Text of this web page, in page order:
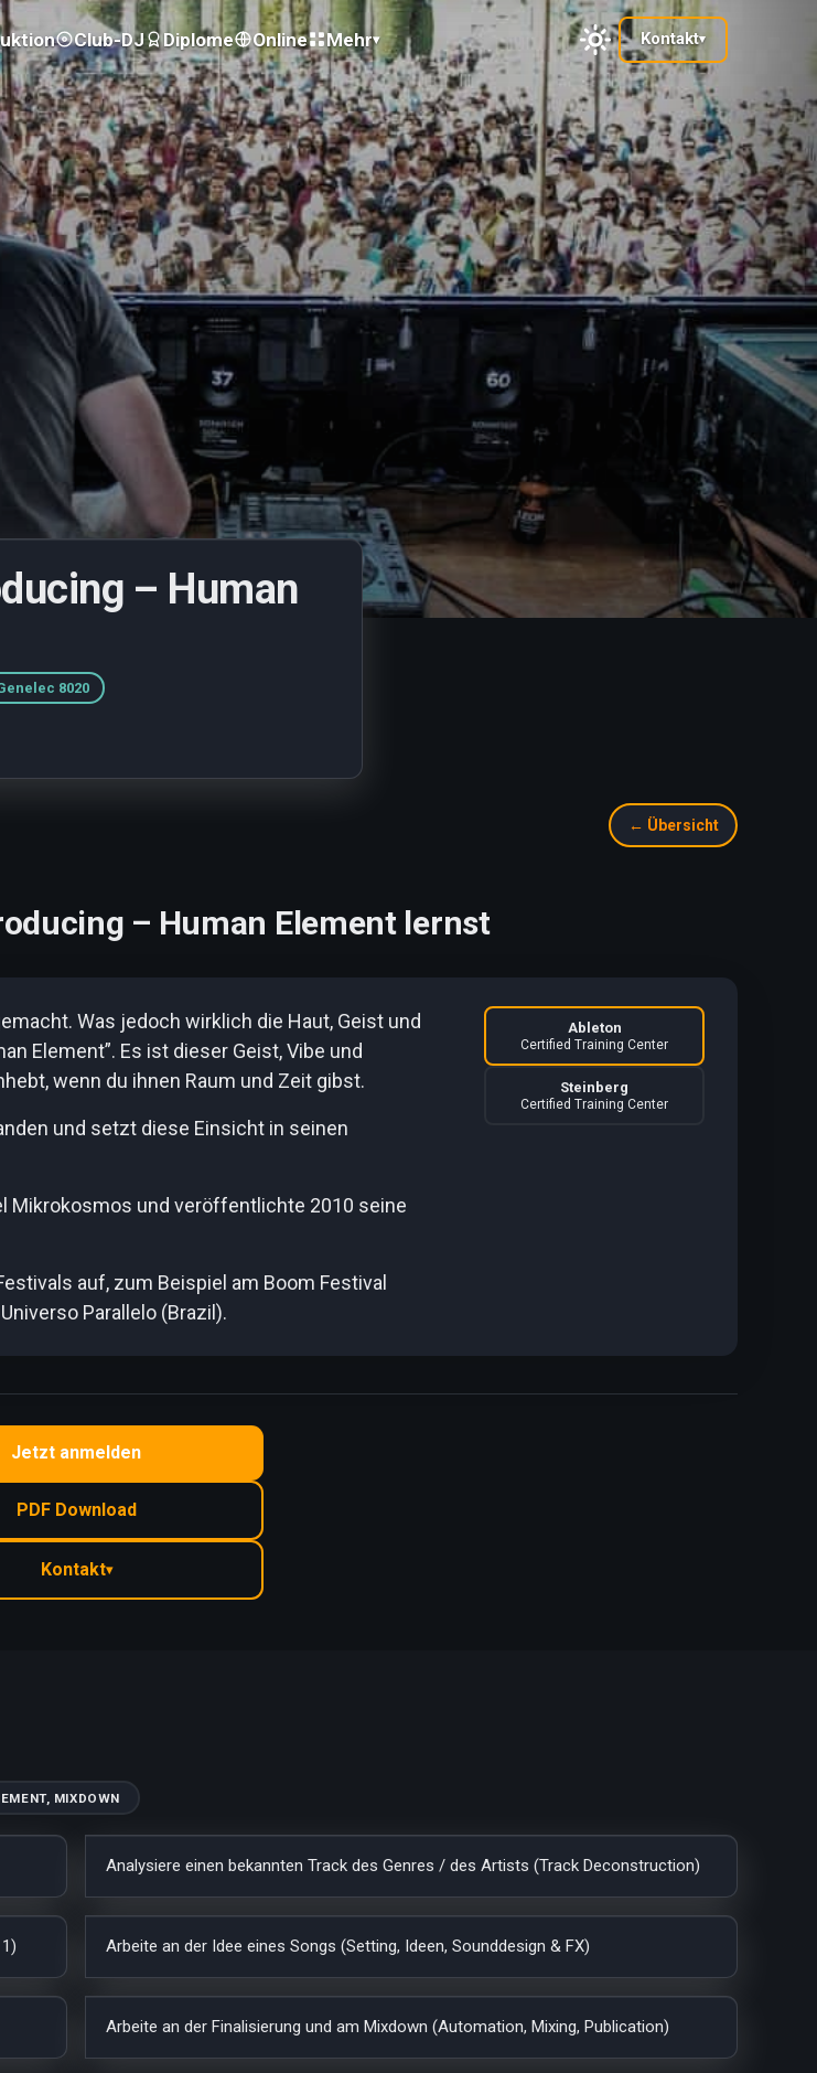
Club-DJ Diplome Online Mehr▾ Kontakt▾
– Human
8020
← Übersicht
– Human Element lernst
Was jedoch wirklich die Haut, Geist und
Element”. Es ist dieser Geist, Vibe und
wenn du ihnen Raum und Zeit gibst.
und setzt diese Einsicht in seinen
Mikrokosmos und veröffentlichte 2010 seine
auf, zum Beispiel am Boom Festival
Parallelo (Brazil).
Ableton
Certified Training Center
Steinberg
Certified Training Center
Jetzt anmelden
PDF Download
Kontakt▾
MIXDOWN
Analysiere einen bekannten Track des Genres / des Artists (Track Deconstruction)
Arbeite an der Idee eines Songs (Setting, Ideen, Sounddesign & FX)
Arbeite an der Finalisierung und am Mixdown (Automation, Mixing, Publication)